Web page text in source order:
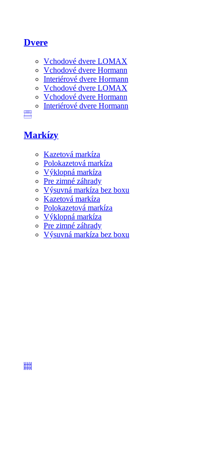
Dvere
Vchodové dvere LOMAX
Vchodové dvere Hormann
Interiérové dvere Hormann
Vchodové dvere LOMAX
Vchodové dvere Hormann
Interiérové dvere Hormann
Markízy
Kazetová markíza
Polokazetová markíza
Výklopná markíza
Pre zimné záhrady
Výsuvná markíza bez boxu
Kazetová markíza
Polokazetová markíza
Výklopná markíza
Pre zimné záhrady
Výsuvná markíza bez boxu